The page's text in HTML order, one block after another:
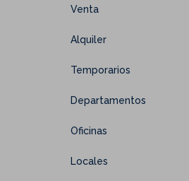
Venta
Alquiler
Temporarios
Departamentos
Oficinas
Locales